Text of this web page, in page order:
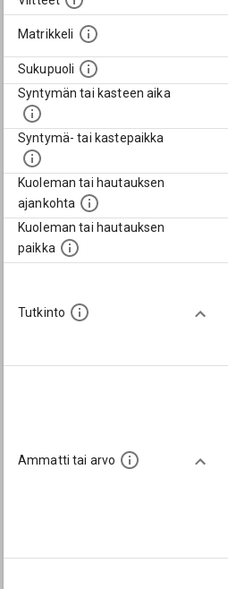
Matrikkeli
Sukupuoli
Syntymän tai kasteen aika
Syntymä- tai kastepaikka
Kuoleman tai hautauksen
ajankohta
Kuoleman tai hautauksen
paikka
Tutkinto
Ammatti tai arvo